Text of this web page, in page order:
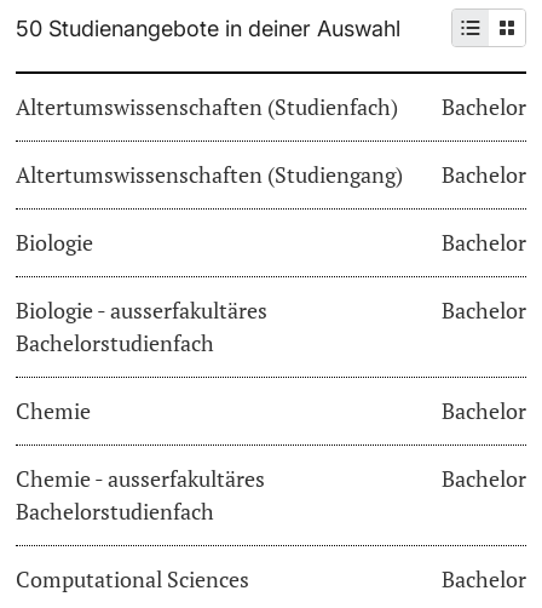
Doktorierende
Fördernde & Alumni
weitere Informationen
Dozierende
Informationen, Veranstaltungen & Schnuppern
Studienberatung
Studienfachberatung
Im Studium
Vorlesungsverzeichnis
Belegen
Termine & Fristen
Weiterbildung
Universität
50 Studienangebote in deiner Auswahl
Altertumswissenschaften (Studienfach) Bachelor
Altertumswissenschaften (Studiengang) Bachelor
Biologie Bachelor
Biologie - ausserfakultäres
Bachelorstudienfach
Bachelor
Chemie Bachelor
Chemie - ausserfakultäres
Bachelorstudienfach
Bachelor
Computational Sciences Bachelor